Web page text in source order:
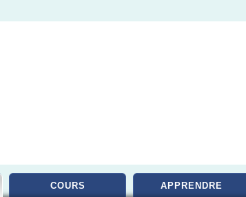
COURS APPRENDRE